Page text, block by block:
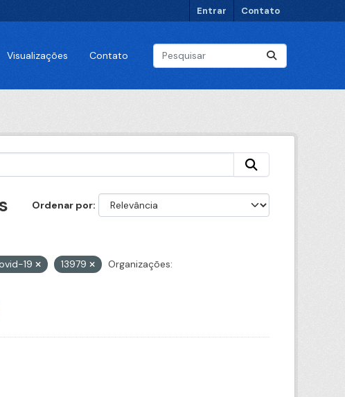
Entrar Contato
Visualizações Contato
Ordenar por
19 13979
Organizações: